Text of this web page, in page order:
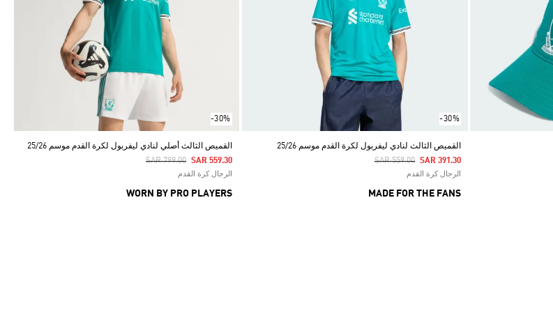
-30%
القميص الثالث لنادي ليفربول لكرة القدم موسم 25/26
Price Reduced From
SAR 559.00ToSAR 391.30
الرجال كرة القدم
MADE FOR THE FANS
-30%
القميص الثالث أصلي لنادي ليفربول لكرة القدم موسم 25/26
Price Reduced From
SAR 799.00ToSAR 559.30
الرجال كرة القدم
WORN BY PRO PLAYERS